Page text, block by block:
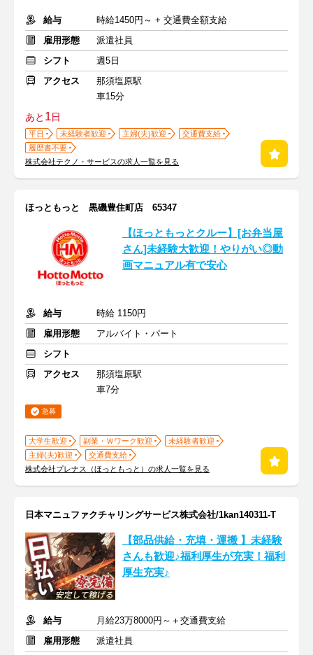
給与
時給1450円～ + 交通費全額支給
雇用形態
派遣社員
シフト
週5日
アクセス
那須塩原駅
車15分
あと 1日
平日 未経験者歓迎 主婦(夫)歓迎
交通費支給
履歴書不要
株式会社テクノ・サービスの求人一覧を見る
ほっともっと 黒磯豊住町店 65347
【ほっともっとクルー】[お弁当屋
さん]未経験大歓迎！やりがい◎動
画マニュアル有で安心
給与
時給 1150円
雇用形態
アルバイト・パート
シフト
アクセス
那須塩原駅
車7分
急募
大学生歓迎 副業・Ｗワーク歓迎
未経験者歓迎
主婦(夫)歓迎
交通費支給
株式会社プレナス（ほっともっと）の求人一覧を見る
日本マニュファクチャリングサービス株式会社/1kan140311-T
【部品供給・充填・運搬 】未経験
さんも歓迎♪福利厚生が充実！福利
厚生充実♪
給与
月給23万8000円～＋交通費支給
雇用形態
派遣社員